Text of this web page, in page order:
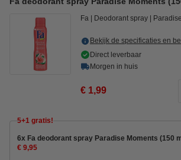
Fa Deodorant spray
Bekijk de specificaties en
Direct leverbaar
Morgen in huis
€ 1,99
5+1 gratis!
6x Fa deodorant spray Paradise Moments (150
€ 9,95